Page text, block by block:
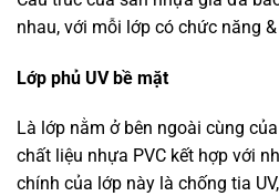
nhau, với mỗi lớp có chức năng
Lớp phủ UV bề mặt
Là lớp nằm ở bên ngoài cùng
chất liệu nhựa PVC kết hợp với
chính của lớp này là chống tia